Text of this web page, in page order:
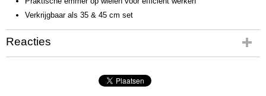
Verkrijgbaar als 35 & 45 cm set
Reacties